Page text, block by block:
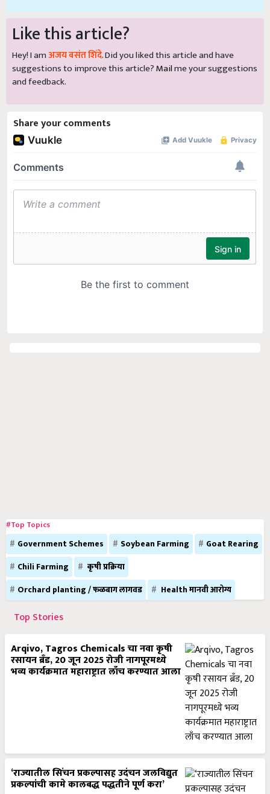
Like this article?
Hey! I amअजय वसंत शिंदे. Did you liked this article and have
suggestions to improve this article?Mailme your suggestions
and feedback.
Share your comments
#Top Topics
Government Schemes Soybean Farming
Goat Rearing
Chili Farming
कृषी प्रक्रिया
Orchard planting / फळबाग लागवड
Health मानवी आरोग्य
Top Stories
Arqivo, Tagros Chemicals चा नवा कृषी
रसायन ब्रँड, 20 जून 2025 रोजी नागपूरमध्ये
भव्य कार्यक्रमात महाराष्ट्रात लाँच करण्यात आला
‘राज्यातील सिंचन प्रकल्पासह उदंचन जलविद्युत
प्रकल्पांची कामे कालबद्ध पद्धतीने पूर्ण करा’